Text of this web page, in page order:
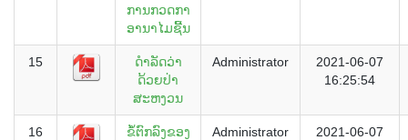
ການກວດກາ
ອານາໄມຊີ້ນ
15
ດຳລັດວ່າ
ດ້ວຍປ່າ
ສະຫງວນ
Administrator
2021-06-07
16:25:54
16
ຂໍ້ຕົກລົງຂອງ
Administrator
2021-06-07